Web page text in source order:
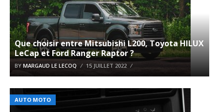
Que choisir entre Mitsubishi L200, Toyota HILUX
LeCap et Ford Ranger Raptor ?
BY MARGAUD LE LECOQ 15 JUILLET 2022
AUTO MOTO